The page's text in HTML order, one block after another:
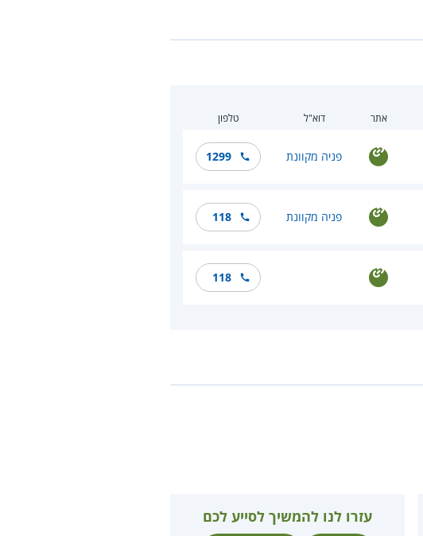
אתר דוא"ל טלפון
פניה מקוונת 1299
פניה מקוונת 118
118
עזרו לנו להמשיך לסייע לכם